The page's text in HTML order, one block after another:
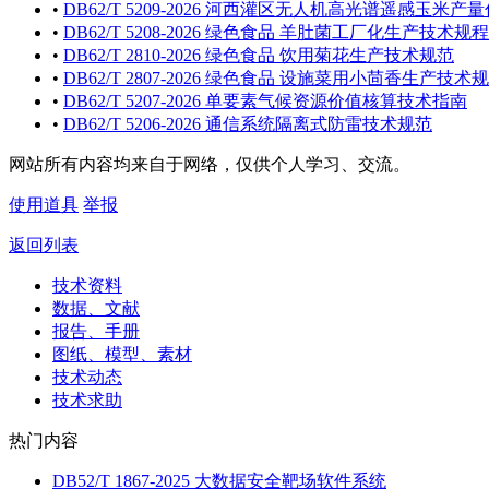
• DB62/T 5209-2026 河西灌区无人机高光谱遥感玉米产
• DB62/T 5208-2026 绿色食品 羊肚菌工厂化生产技术规程
• DB62/T 2810-2026 绿色食品 饮用菊花生产技术规范
• DB62/T 2807-2026 绿色食品 设施菜用小茴香生产技术
• DB62/T 5207-2026 单要素气候资源价值核算技术指南
• DB62/T 5206-2026 通信系统隔离式防雷技术规范
网站所有内容均来自于网络，仅供个人学习、交流。
使用道具 举报
返回列表
技术资料
数据、文献
报告、手册
图纸、模型、素材
技术动态
技术求助
热门内容
DB52/T 1867-2025 大数据安全靶场软件系统